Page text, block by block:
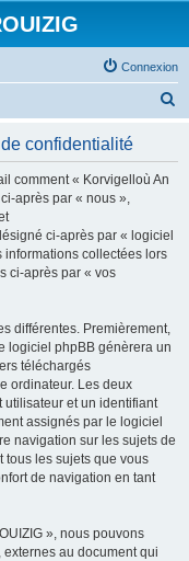
Connexion
confidentialité
comment « Korvigelloù An
après par « nous »,
ci-après par « logiciel
informations collectées lors
ci-après par « vos
différentes. Premièrement,
logiciel phpBB génèrera un
téléchargés
ordinateur. Les deux
utilisateur et un identifiant
assignés par le logiciel
navigation sur les sujets de
tous les sujets que vous
de navigation en tant
», nous pouvons
au document qui